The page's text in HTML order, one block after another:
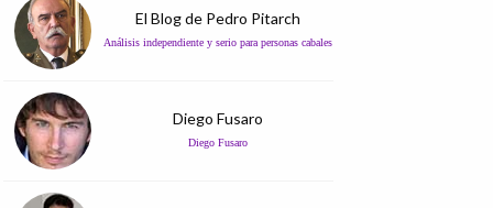
El Blog de Pedro Pitarch
Análisis independiente y serio para personas cabales
Diego Fusaro
Diego Fusaro